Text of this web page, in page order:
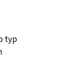
typ